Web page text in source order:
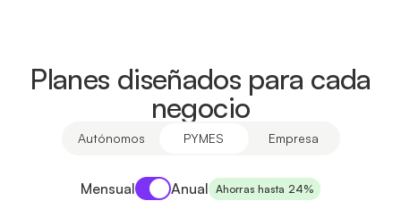
Planes diseñados para cada
negocio
Autónomos PYMES Empresa
MensualPayment period
Anual Ahorras hasta 24%